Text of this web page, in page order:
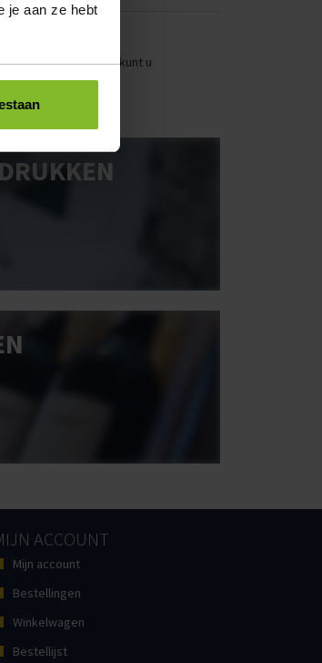
je aan ze hebt
en offertelijsten kunt u
ACCOUNT
Mijn account
Bestellingen
Winkelwagen
Bestellijst